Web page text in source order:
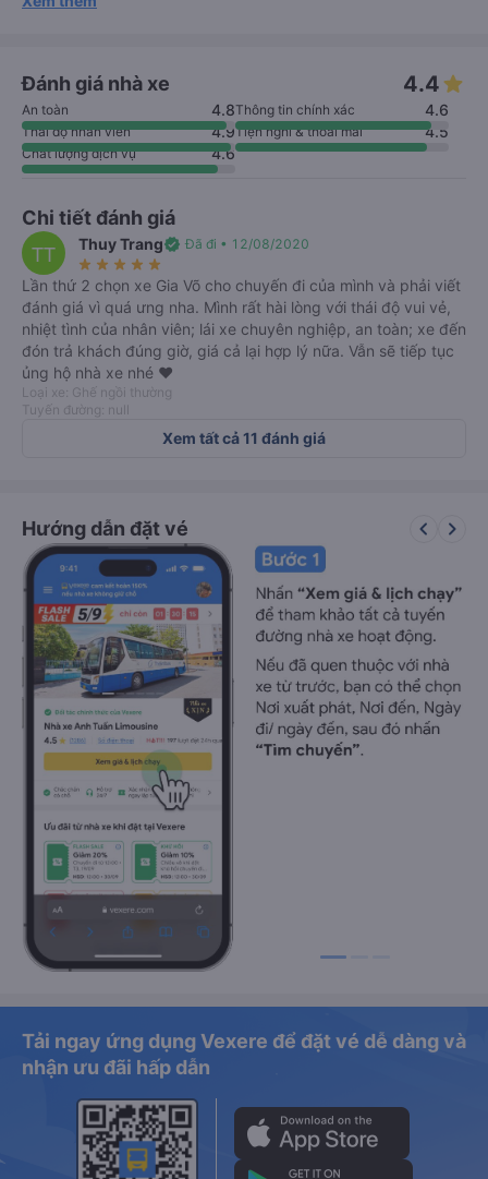
Đánh giá nhà xe 4.4
An toàn 4.8Thông tin chính xác 4.6
Thái độ nhân viên 4.9Tiện nghi & thoải mái 4.5
Chất lượng dịch vụ 4.6
Chi tiết đánh giá
TT Thuy Trangverified Đã đi • 12/08/2020
star_rate star_rate star_rate star_rate star_rate
Lần thứ 2 chọn xe Gia Võ cho chuyến đi của mình và phải viết
đánh giá vì quá ưng nha. Mình rất hài lòng với thái độ vui vẻ,
nhiệt tình của nhân viên; lái xe chuyên nghiệp, an toàn; xe đến
đón trả khách đúng giờ, giá cả lại hợp lý nữa. Vẫn sẽ tiếp tục
ủng hộ nhà xe nhé ❤️
Loại xe: Ghế ngồi thường
Tuyến đường: null
Xem tất cả 11 đánh giá
Hướng dẫn đặt vé keyboard_arrow_left keyboard_arrow_right
Tải ngay ứng dụng Vexere để đặt vé dễ dàng và
nhận ưu đãi hấp dẫn